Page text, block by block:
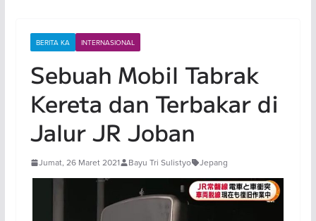
BERITA KA INTERNASIONAL
Sebuah Mobil Tabrak
Kereta dan Terbakar di
Jalur JR Joban
Jumat, 26 Maret 2021 Bayu Tri Sulistyo Jepang